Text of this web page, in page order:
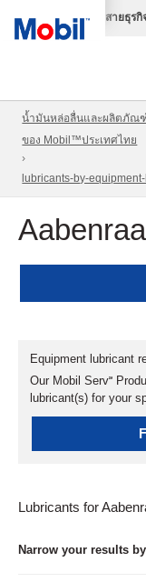
สายธุรกิ
น้ำมันหล่อลื่นและผลิตภัณฑ์
ของ Mobil™ประเทศไทย
lubricants-by-
Equipment lubricant
Our Mobil Serv℠
lubricant(s) for your
Lubricants for
Narrow your results